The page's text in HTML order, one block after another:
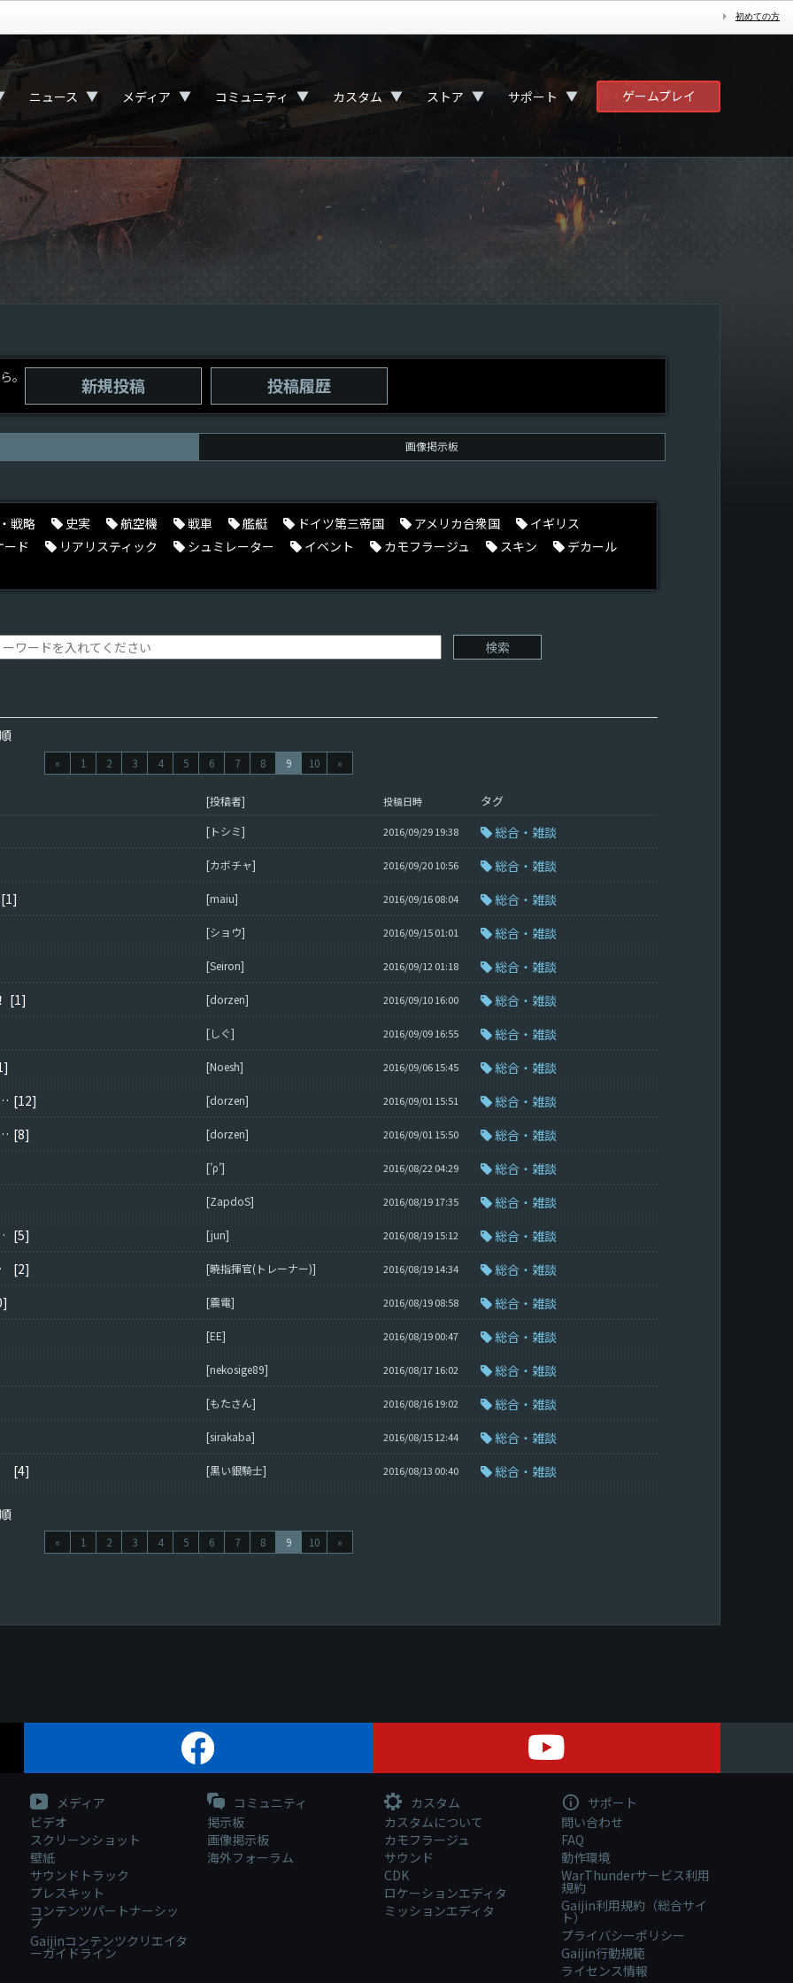
初めての方
ニュース ▼ メディア ▼ コミュニティ ▼ カスタム ▼ ストア ▼ サポート ▼ ゲームプレイ
。 新規投稿 投稿履歴
画像掲示板
戦略 史実 航空機 戦車 艦艇 ドイツ第三帝国 アメリカ合衆国
イギリス
ード
リアリスティック シュミレーター イベント カモフラージュ スキン デカール
« 1 2 3 4 5 6 7 8 9 10 »
[投稿者] 投稿日時 タグ
[トシミ] 2016/09/29 19:38 総合・雑談
[カボチャ] 2016/09/20 10:56
総合・雑談
[1]
[maiu] 2016/09/16 08:04 総合・雑談
[ショウ] 2016/09/15 01:01 総合・雑談
[Seiron] 2016/09/12 01:18
総合・雑談
[1] [dorzen] 2016/09/10 16:00 総合・雑談
[しぐ] 2016/09/09 16:55
総合・雑談
[Noesh] 2016/09/06 15:45
総合・雑談
い【陸軍ユニット】は？ [12] [dorzen] 2016/09/01 15:51
総合・雑談
い【空軍ユニット】は？ [8] [dorzen] 2016/09/01 15:50 総合・雑談
[’ρ’] 2016/08/22 04:29 総合・雑談
[ZapdoS] 2016/08/19 17:35
総合・雑談
になる。 [5] [jun] 2016/08/19 15:12
総合・雑談
?】
[2] [暁指揮官(トレーナー)] 2016/08/19 14:34
総合・雑談
[震電] 2016/08/19 08:58 総合・雑談
[EE] 2016/08/19 00:47 総合・雑談
[nekosige89] 2016/08/17 16:02 総合・雑談
[もたさん] 2016/08/16 19:02 総合・雑談
[sirakaba] 2016/08/15 12:44
総合・雑談
[4] [黒い銀騎士] 2016/08/13 00:40 総合・雑談
« 1 2 3 4 5 6 7 8 9 10 »
メディア
ビデオ
スクリーンショット
壁紙
サウンドトラック
プレスキット
コンテンツパートナーシッ
プ
Gaijinコンテンツクリエイタ
ーガイドライン
コミュニティ
掲示板
画像掲示板
海外フォーラム
カスタム
カスタムについて
カモフラージュ
サウンド
CDK
ロケーションエディタ
ミッションエディタ
サポート
問い合わせ
FAQ
動作環境
WarThunderサービス利用
規約
Gaijin利用規約（総合サイ
ト）
プライバシーポリシー
Gaijin行動規範
ライセンス情報